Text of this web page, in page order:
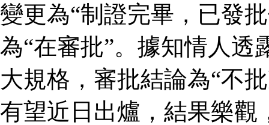
變更為“制證完畢，已發
為“在審批”。據知情人透
大規格，審批結論為“不
有望近日出爐，結果樂